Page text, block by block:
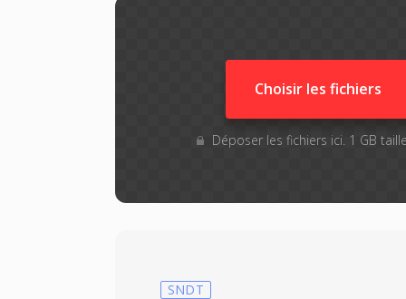
Choisir les fichiers
Déposer les fichiers ici. 1 GB
SNDT